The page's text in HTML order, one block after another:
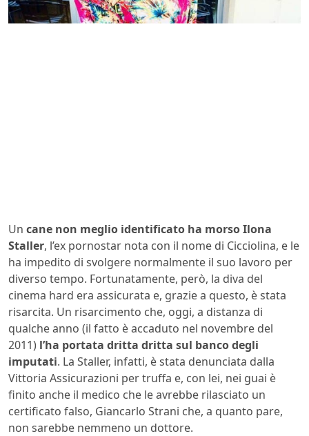
Un cane non meglio identificato ha morso Ilona
Staller, l’ex pornostar nota con il nome di Cicciolina, e le
ha impedito di svolgere normalmente il suo lavoro per
diverso tempo. Fortunatamente, però, la diva del
cinema hard era assicurata e, grazie a questo, è stata
risarcita. Un risarcimento che, oggi, a distanza di
qualche anno (il fatto è accaduto nel novembre del
2011) l’ha portata dritta dritta sul banco degli
imputati. La Staller, infatti, è stata denunciata dalla
Vittoria Assicurazioni per truffa e, con lei, nei guai è
finito anche il medico che le avrebbe rilasciato un
certificato falso, Giancarlo Strani che, a quanto pare,
non sarebbe nemmeno un dottore.